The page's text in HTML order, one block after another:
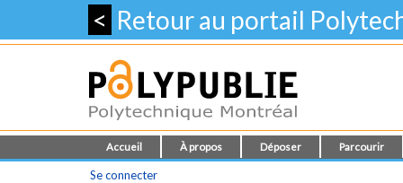
< Retour au portail
Accueil À propos Déposer Parcourir
Se connecter